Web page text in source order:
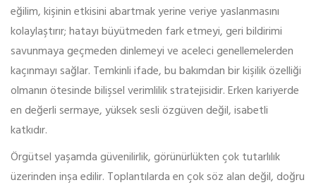
eğilim, kişinin etkisini abartmak yerine veriye yaslanmasını
kolaylaştırır; hatayı büyütmeden fark etmeyi, geri bildirimi
savunmaya geçmeden dinlemeyi ve aceleci genellemelerden
kaçınmayı sağlar. Temkinli ifade, bu bakımdan bir kişilik özelliği
olmanın ötesinde bilişsel verimlilik stratejisidir. Erken kariyerde
en değerli sermaye, yüksek sesli özgüven değil, isabetli
katkıdır.
Örgütsel yaşamda güvenilirlik, görünürlükten çok tutarlılık
üzerinden inşa edilir. Toplantılarda en çok söz alan değil, doğru